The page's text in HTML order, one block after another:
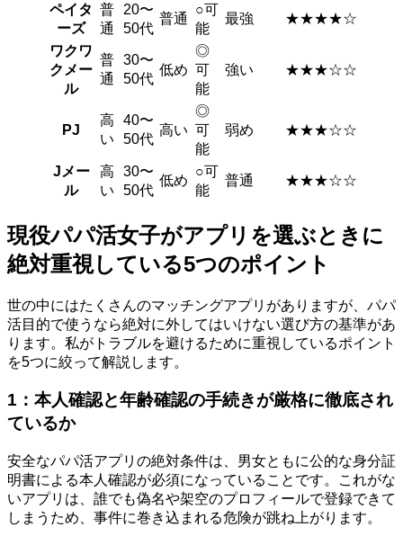
ペイタ
ーズ
普
通
20〜
50代
普通
○可
能
最強 ★★★★☆
ワクワ
クメー
ル
普
通
30〜
50代
低め
◎
可
能
強い ★★★☆☆
PJ
高
い
40〜
50代
高い
◎
可
能
弱め ★★★☆☆
Jメー
ル
高
い
30〜
50代
低め
○可
能
普通 ★★★☆☆
現役パパ活女子がアプリを選ぶときに
絶対重視している5つのポイント
世の中にはたくさんのマッチングアプリがありますが、パパ
活目的で使うなら絶対に外してはいけない選び方の基準があ
ります。私がトラブルを避けるために重視しているポイント
を5つに絞って解説します。
1：本人確認と年齢確認の手続きが厳格に徹底され
ているか
安全なパパ活アプリの絶対条件は、男女ともに公的な身分証
明書による本人確認が必須になっていることです。これがな
いアプリは、誰でも偽名や架空のプロフィールで登録できて
しまうため、事件に巻き込まれる危険が跳ね上がります。